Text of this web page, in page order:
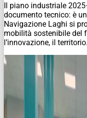
Il piano industriale
documento tecnico: è
Navigazione Laghi si
mobilità sostenibile del
l’innovazione, il territorio.